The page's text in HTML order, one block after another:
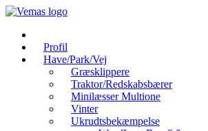
Videre
indhold
Profil
Have/Park/Vej
Græsklippere
Traktor/Redskabsbærer
Minilæsser Multione
Vinter
Ukrudtsbekæmpelse